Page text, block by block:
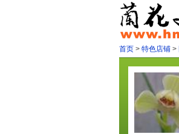
首页 > 特色店铺 >